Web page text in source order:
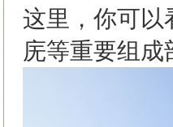
这里，你可以
庑等重要组成